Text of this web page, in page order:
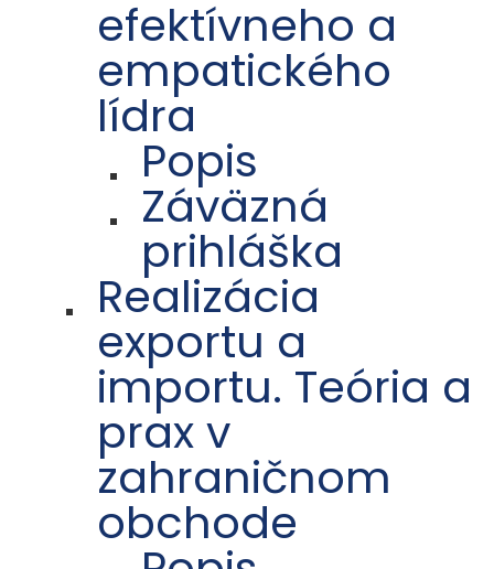
efektívneho a
empatického
lídra
Popis
Záväzná
prihláška
Realizácia
exportu a
importu. Teória a
prax v
zahraničnom
obchode